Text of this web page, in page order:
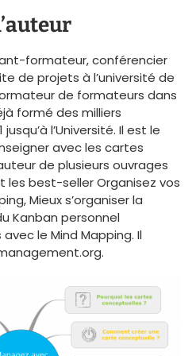
formateur, conférencier
de projets à l’université de
de formateurs dans
formé des milliers
l’Université. Il est le
avec les cartes
de plusieurs ouvrages
les best-seller Organisez vos
Mieux s’organiser la
Kanban personnel
le Mind Mapping. Il